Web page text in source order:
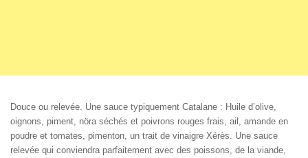
Douce ou relevée. Une sauce typiquement Catalane : Huile d’olive,
oignons, piment, nöra séchés et poivrons rouges frais, ail, amande en
poudre et tomates, pimenton, un trait de vinaigre Xérès. Une sauce
relevée qui conviendra parfaitement avec des poissons, de la viande,